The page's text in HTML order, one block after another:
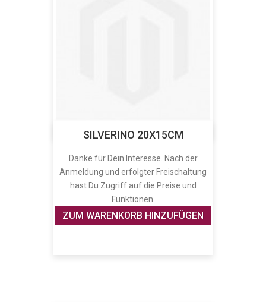
SILVERINO 20X15CM
Danke für Dein Interesse. Nach der
Anmeldung und erfolgter Freischaltung
hast Du Zugriff auf die Preise und
Funktionen.
ZUM WARENKORB HINZUFÜGEN